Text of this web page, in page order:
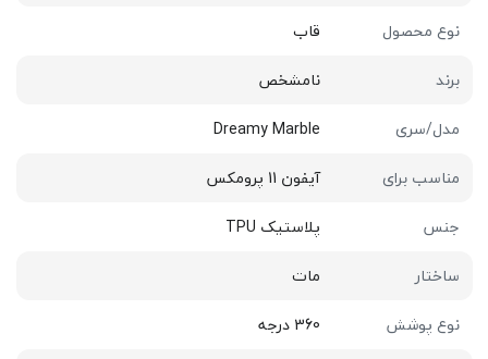
نوع محصول
قاب
برند
نامشخص
مدل/سری
Dreamy Marble
مناسب برای
آیفون 11 پرومکس
جنس
پلاستیک TPU
ساختار
مات
نوع پوشش
360 درجه